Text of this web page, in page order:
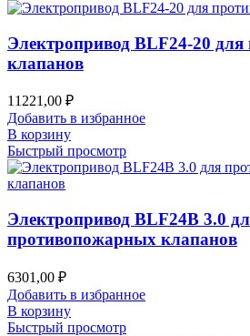
Электропривод BLF24-20
клапанов
11221,00 ₽
Добавить в избранное
В корзину
Быстрый просмотр
Электропривод BLF24B 3.0
противопожарных клапанов
6301,00 ₽
Добавить в избранное
В корзину
Быстрый просмотр